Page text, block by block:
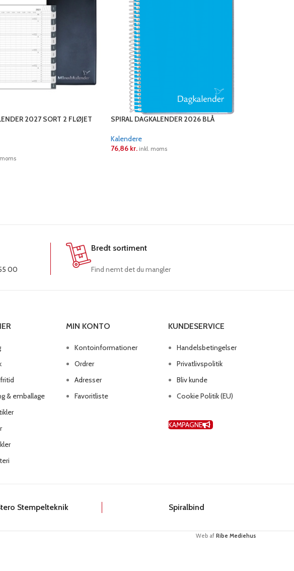
2027 SORT 2 FLØJET
SPIRAL DAGKALENDER 2026 BLÅ
Kalendere
76,86 kr. inkl. moms
00
Bredt sortiment
Find nemt det du mangler
& emballage
MIN KONTO
Kontoinformationer
Ordrer
Adresser
Favoritliste
KUNDESERVICE
Handelsbetingelser
Privatlivspolitik
Bliv kunde
Cookie Politik (EU)
KAMPAGNE
Stempelteknik Spiralbind
Web af Ribe Mediehus